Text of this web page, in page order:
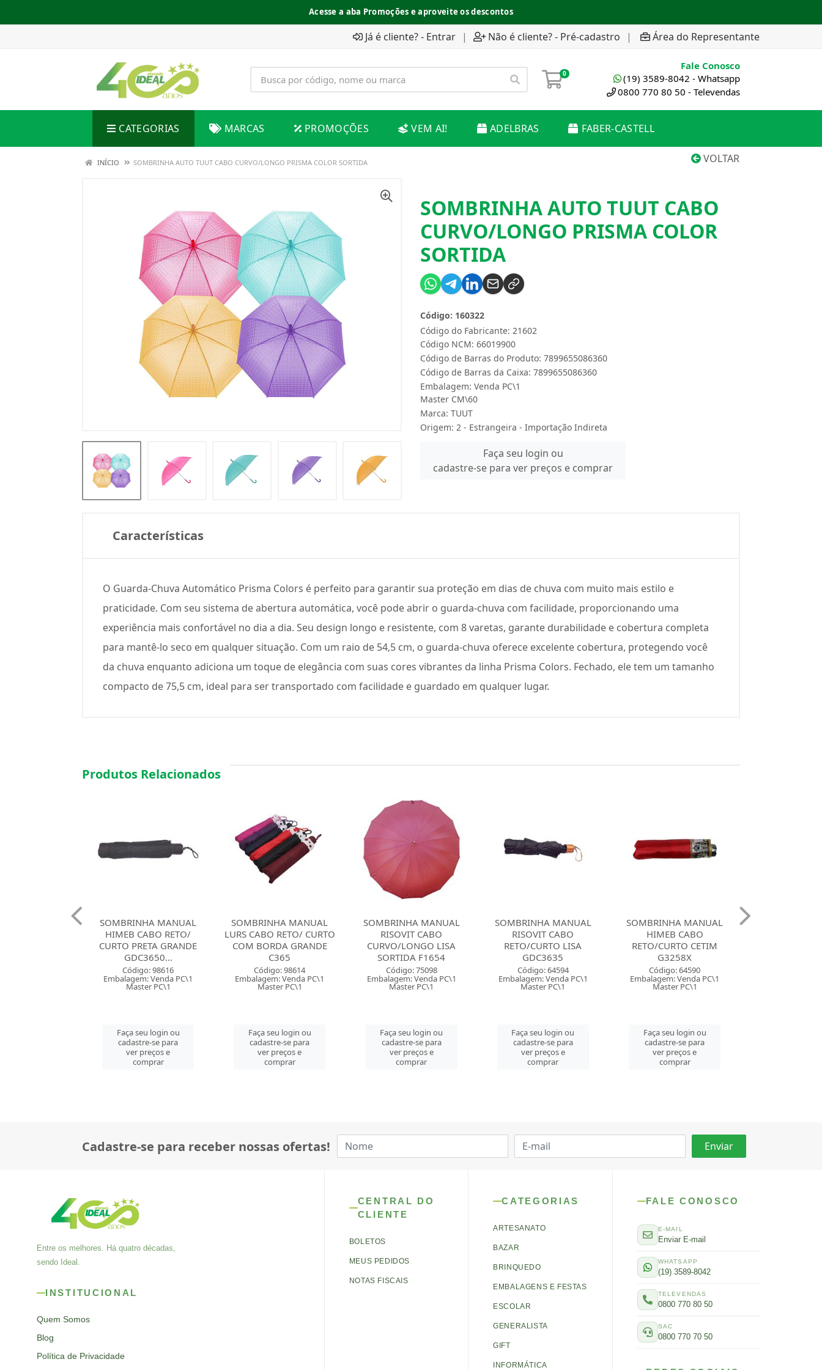
Acesse a aba Promoções e aproveite os descontos
Já é cliente? - Entrar | Não é cliente? - Pré-cadastro | Área do Representante
0
Fale Conosco
(19) 3589-8042 - Whatsapp
0800 770 80 50 - Televendas
CATEGORIAS MARCAS PROMOÇÕES VEM AI! ADELBRAS FABER-CASTELL
VOLTAR
INÍCIO SOMBRINHA AUTO TUUT CABO CURVO/LONGO PRISMA COLOR SORTIDA
SOMBRINHA AUTO TUUT CABO
CURVO/LONGO PRISMA COLOR
SORTIDA
Código do Fabricante: 21602
Código: 160322
Código NCM: 66019900
Código de Barras do Produto: 7899655086360
Código de Barras da Caixa: 7899655086360
Embalagem: Venda PC\1
Master CM\60
Marca: TUUT
Origem: 2 - Estrangeira - Importação Indireta
Faça seu login ou
cadastre-se para ver preços e comprar
Características
O Guarda-Chuva Automático Prisma Colors é perfeito para garantir sua proteção em dias de chuva com muito mais estilo e
praticidade. Com seu sistema de abertura automática, você pode abrir o guarda-chuva com facilidade, proporcionando uma
experiência mais confortável no dia a dia. Seu design longo e resistente, com 8 varetas, garante durabilidade e cobertura completa
para mantê-lo seco em qualquer situação. Com um raio de 54,5 cm, o guarda-chuva oferece excelente cobertura, protegendo você
da chuva enquanto adiciona um toque de elegância com suas cores vibrantes da linha Prisma Colors. Fechado, ele tem um tamanho
compacto de 75,5 cm, ideal para ser transportado com facilidade e guardado em qualquer lugar.
Produtos Relacionados
SOMBRINHA MANUAL
LURS CABO RETO/ CURTO
COM BORDA GRANDE
C365
Código: 98614
Embalagem: Venda PC\1
Master PC\1
Faça seu login ou
cadastre-se para
ver preços e
comprar
SOMBRINHA MANUAL
RISOVIT CABO
CURVO/LONGO LISA
SORTIDA F1654
Código: 75098
Embalagem: Venda PC\1
Master PC\1
Faça seu login ou
cadastre-se para
ver preços e
comprar
SOMBRINHA MANUAL
RISOVIT CABO
RETO/CURTO LISA
GDC3635
Código: 64594
Embalagem: Venda PC\1
Master PC\1
Faça seu login ou
cadastre-se para
ver preços e
comprar
SOMBRINHA MANUAL
HIMEB CABO
RETO/CURTO CETIM
G3258X
Código: 64590
Embalagem: Venda PC\1
Master PC\1
Faça seu login ou
cadastre-se para
ver preços e
comprar
SOMBRINHA MANUAL
HIMEB CABO
RETO/CURTO PRETA
GDC3635
Código: 64535
Embalagem: Venda PC\1
Master PC\1
Faça seu login ou
cadastre-se para
ver preços e
comprar
Cadastre-se para receber nossas ofertas!
Entre os melhores. Há quatro décadas,
sendo Ideal.
INSTITUCIONAL
Quem Somos
Blog
Política de Privacidade
CENTRAL DO
CLIENTE
BOLETOS
MEUS PEDIDOS
NOTAS FISCAIS
CATEGORIAS
ARTESANATO
BAZAR
BRINQUEDO
EMBALAGENS E FESTAS
ESCOLAR
GENERALISTA
GIFT
INFORMÁTICA
FALE CONOSCO
E-MAIL
Enviar E-mail
WHATSAPP
(19) 3589-8042
TELEVENDAS
0800 770 80 50
SAC
0800 770 70 50